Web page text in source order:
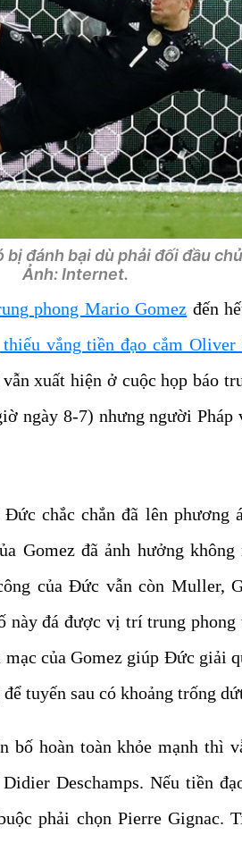
đánh bại dù phải đối đầu
Ảnh: Internet.
phong Mario Gomez đến
thiếu vắng tiền đạo cắm
xuất hiện ở cuộc họp báo
ngày 8-7) nhưng người
chắc chắn đã lên phương
Gomez đã ảnh hưởng
của Đức vẫn còn Muller,
này đá được vị trí trung phong
của Gomez giúp Đức giải
tuyến sau có khoảng trống
bố hoàn toàn khỏe mạnh thì
Deschamps. Nếu tiền
phải chọn Pierre Gignac.